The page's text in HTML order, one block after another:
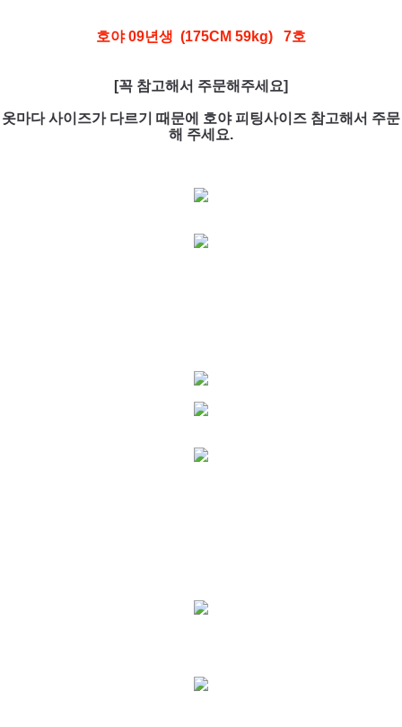
호야 09년생 (175CM 59kg) 7호
[꼭 참고해서 주문해주세요]
옷마다 사이즈가 다르기 때문에 호야 피팅사이즈 참고해서 주문
해 주세요.